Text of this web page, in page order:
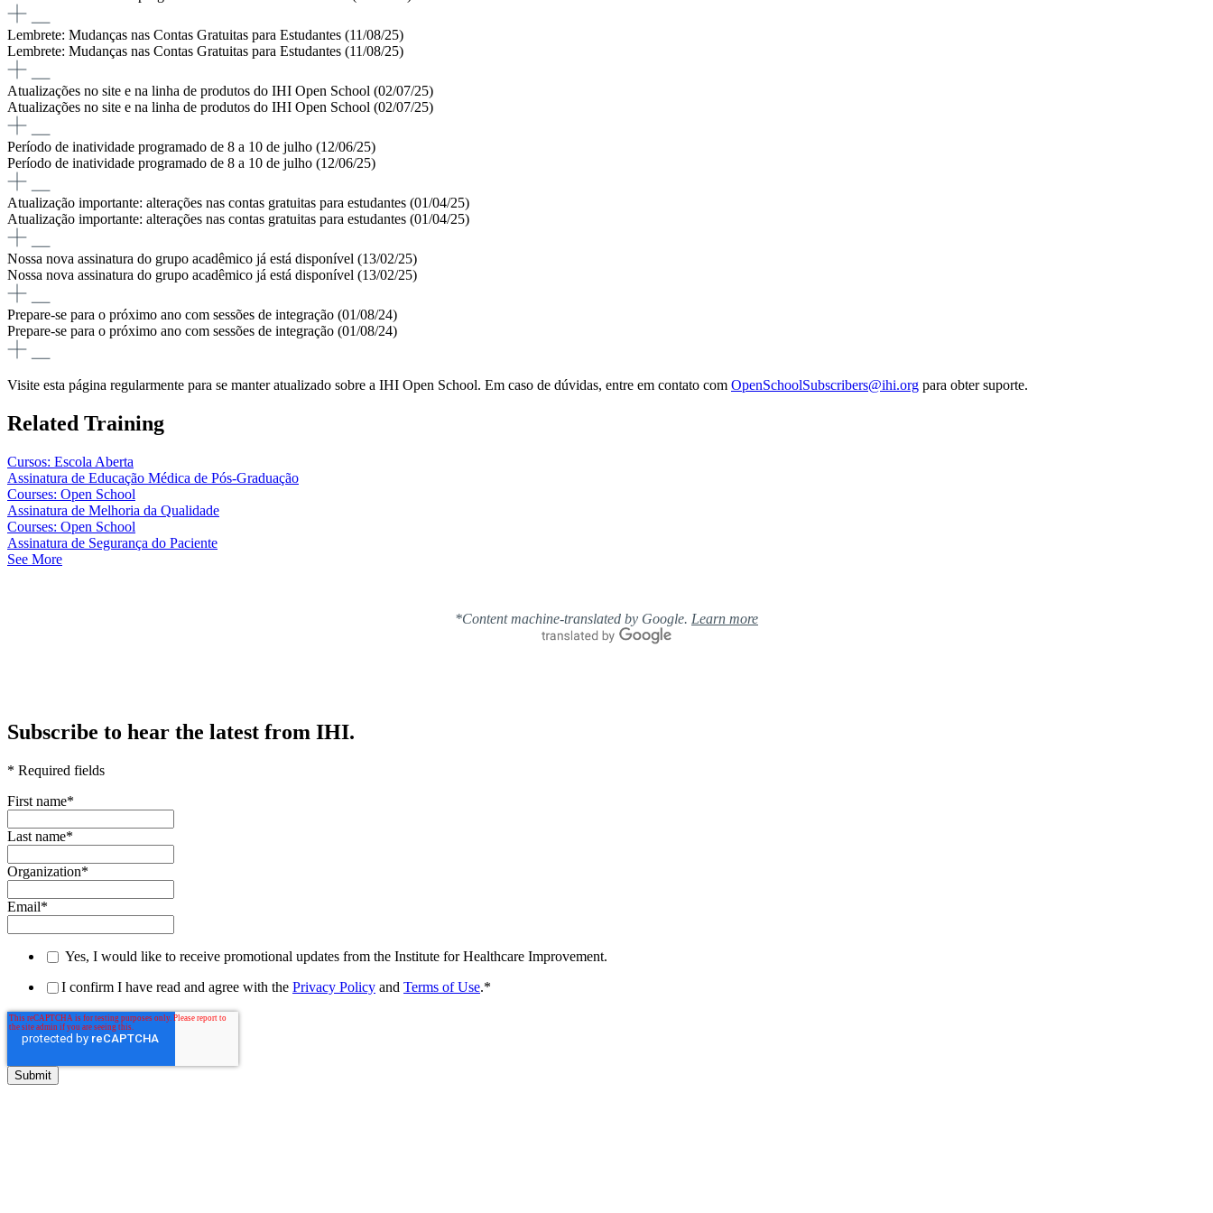
Lembrete: Mudanças nas Contas Gratuitas para Estudantes (11/08/25)
Lembrete: Mudanças nas Contas Gratuitas para Estudantes (11/08/25)
Atualizações no site e na linha de produtos do IHI Open School (02/07/25)
Atualizações no site e na linha de produtos do IHI Open School (02/07/25)
Período de inatividade programado de 8 a 10 de julho (12/06/25)
Período de inatividade programado de 8 a 10 de julho (12/06/25)
Atualização importante: alterações nas contas gratuitas para estudantes (01/04/25)
Atualização importante: alterações nas contas gratuitas para estudantes (01/04/25)
Nossa nova assinatura do grupo acadêmico já está disponível (13/02/25)
Nossa nova assinatura do grupo acadêmico já está disponível (13/02/25)
Prepare-se para o próximo ano com sessões de integração (01/08/24)
Prepare-se para o próximo ano com sessões de integração (01/08/24)
Visite esta página regularmente para se manter atualizado sobre a IHI Open School. Em caso de dúvidas, entre em contato com OpenSchoolSubscribers@ihi.org para obter suporte.
Related Training
Cursos: Escola Aberta
Assinatura de Educação Médica de Pós-Graduação
Courses: Open School
Assinatura de Melhoria da Qualidade
Courses: Open School
Assinatura de Segurança do Paciente
See More
*Content machine-translated by Google. Learn more
Subscribe to hear the latest from IHI.
* Required fields
First name*
Last name*
Organization*
Email*
Yes, I would like to receive promotional updates from the Institute for Healthcare Improvement.
I confirm I have read and agree with the Privacy Policy and Terms of Use.*